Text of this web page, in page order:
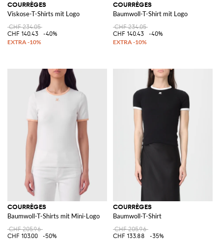
COURRÈGES
Viskose-T-Shirts mit Logo
CHF 234.05
CHF 140.43
-40%
COURRÈGES
Baumwoll-T-Shirt mit Logo
CHF 234.05
CHF 140.43
-40%
COURRÈGES
Baumwoll-T-Shirts mit Mini-Logo
CHF 205.96
CHF 103.00
-50%
COURRÈGES
Baumwoll-T-Shirt
CHF 205.96
CHF 133.88
-35%